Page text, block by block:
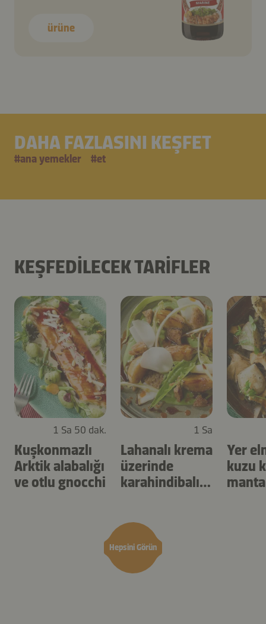
ürüne
DAHA FAZLASINI KEŞFET
#ana yemekler #et
KEŞFEDILECEK TARIFLER
Hepsini Görün
1 Sa 50 dak.
Kuşkonmazlı
Arktik alabalığı
ve otlu gnocchi
1 Sa
Lahanalı krema
üzerinde
karahindibalı
Yer
kuzu